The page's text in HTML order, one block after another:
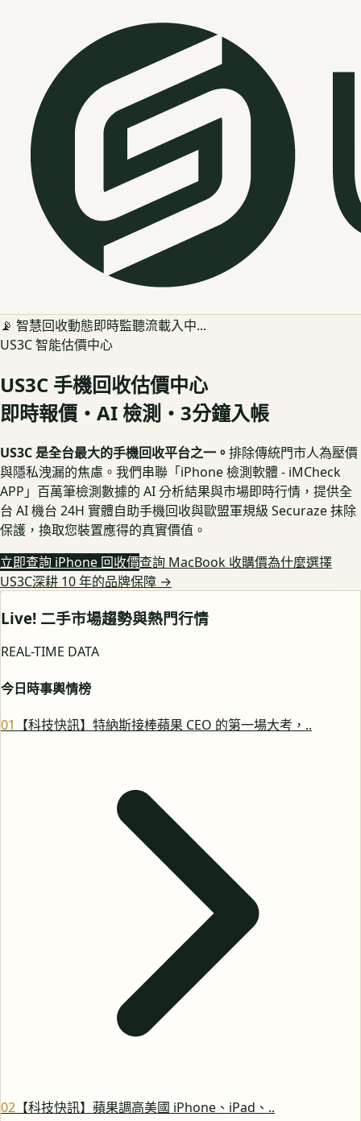
📡 智慧回收動態即時監聽流載入中...
US3C 智能估價中心
US3C 手機回收估價中心
即時報價・AI 檢測・3分鐘入帳
US3C 是全台最大的手機回收平台之一。 排除傳統門市人為壓價
與隱私洩漏的焦慮。我們串聯「iPhone 檢測軟體 - iMCheck
APP」百萬筆檢測數據的 AI 分析結果與市場即時行情，提供全
台 AI 機台 24H 實體自助手機回收與歐盟軍規級 Securaze 抹除
保護，換取您裝置應得的真實價值。
立即查詢 iPhone 回收價查詢 MacBook 收購價為什麼選擇
US3C深耕 10 年的品牌保障 →
Live! 二手市場趨勢與熱門行情
REAL-TIME DATA
今日時事輿情榜
01 【科技快訊】特納斯接棒蘋果 CEO 的第一場大考，..
02 【科技快訊】蘋果調高美國 iPhone、iPad、..